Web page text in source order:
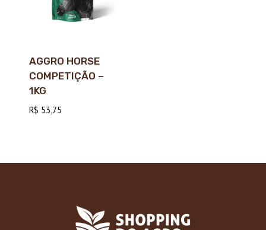
AGGRO HORSE
COMPETIÇÃO –
1KG
R$ 53,75